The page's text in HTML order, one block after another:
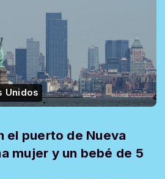
Unidos
el puerto de Nueva
mujer y un bebé de 5